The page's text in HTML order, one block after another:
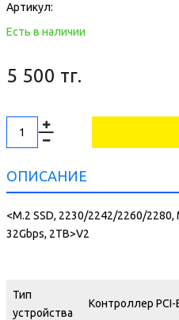
Артикул:
Есть в наличии
5 500 тг.
ОПИСАНИЕ
<M.2 SSD, 2230/2242/2260/2280,
32Gbps, 2TB>V2
Тип
устройства
Контроллер PCI-